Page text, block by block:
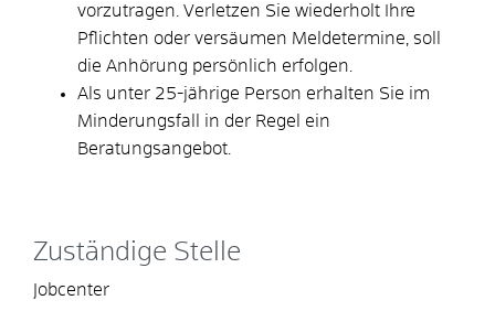
vorzutragen. Verletzen Sie wiederholt Ihre
Pflichten oder versäumen Meldetermine, soll
die Anhörung persönlich erfolgen.
Als unter 25-jährige Person erhalten Sie im
Minderungsfall in der Regel ein
Beratungsangebot.
Zuständige Stelle
Jobcenter